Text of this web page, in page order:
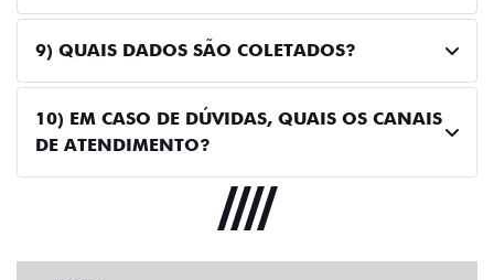
9) QUAIS DADOS SÃO COLETADOS?
10) EM CASO DE DÚVIDAS, QUAIS OS CANAIS
DE ATENDIMENTO?